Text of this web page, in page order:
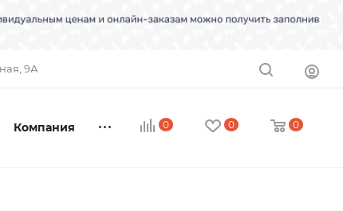
9А
0 0 0
Компания